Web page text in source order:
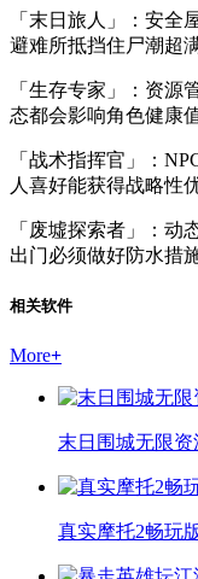
「末日旅人」：安全
避难所抵挡住尸潮超
「生存专家」：资源
态都会影响角色健康
「战术指挥官」：
人喜好能获得战略性
「废墟探索者」：动
出门必须做好防水措
相关软件
More+
末日围城无限资
真实摩托2畅玩